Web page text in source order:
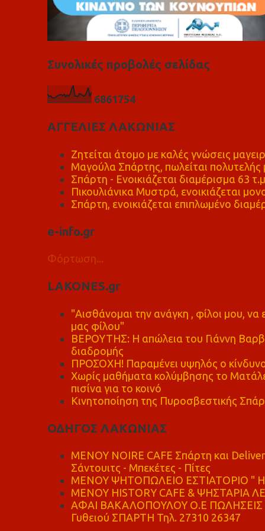
Συνολικές προβολές σελίδας
6861754
ΑΓΓΕΛΙΕΣ ΛΑΚΩΝΙΑΣ
Ζητείται άτομο με καλές γνώσεις
Μαγούλα Σπάρτης, πωλείται πολυτελής
Σπάρτη - Ενοικιάζεται διαμέρισμα 63 τ.μ
Πικουλιάνικα Μυστρά, ενοικιάζεται
Σπάρτη, ενοικιάζεται επιπλωμένο
e-info.gr
Φόρτωση...
LAKONES.gr
"Αισθάνομαι την ανάγκη , φίλοι μου,
μας φίλου"
ΒΕΡΟΥΤΗΣ: Η απώλεια του Γιάννη
διαδρομής
ΠΡΟΣΟΧΗ! Παραμένει υψηλός ο
Χωρίς μαθήματα κολύμβησης το
πισίνα για το κοινό
Κινητοποίηση της Πυροσβεστικής
ΟΔΗΓΟΣ ΛΑΚΩΝΙΑΣ
MENOY NOIRE CAFE Σπάρτη και
Σάντουιτς - Μπεκέτες - Πίτες
ΜΕΝΟΥ ΨΗΤΟΠΩΛΕΙΟ ΕΣΤΙΑΤΟΡΙΟ "
ΜΕΝΟΥ HISTORY CAFE & ΨΗΣΤΑΡΙΑ
ΑΦΑΙ ΒΑΚΑΛΟΠΟΥΛΟΥ Ο.Ε ΠΩΛΗΣΕΙΣ
Γυθειού ΣΠΑΡΤΗ Τηλ. 27310 26347